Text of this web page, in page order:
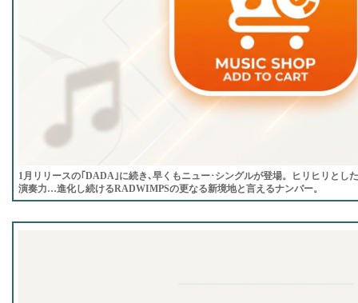
1月リリースの｢DADA｣に続き､早くもニュー･シングルが登場。ヒリヒリとし
演奏力…進化し続けるRADWIMPSの更なる新境地と言えるナンバー。